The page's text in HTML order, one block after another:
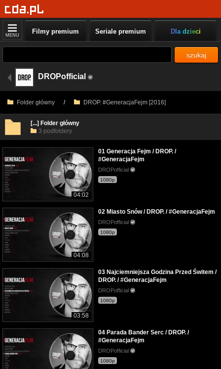
MENU Filmy premium Seriale premium Dla dzieci
szukaj
DROPofficial
Folder główny / DROP. #GeneracjaFejm [2016]
[...] Folder główny
3 podfoldery
04:02
01 Generacja Fejm / DROP. /
#GeneracjaFejm
DROPofficial
1080p
04:08
02 Miasto Snów / DROP. / #GeneracjaFejm
DROPofficial
1080p
03:58
03 Najciemniejsza Godzina Przed Świtem /
DROP. / #GeneracjaFejm
DROPofficial
1080p
04 Parada Bander Serc / DROP. /
#GeneracjaFejm
DROPofficial
1080p